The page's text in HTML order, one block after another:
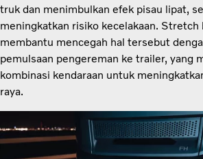
truk dan menimbulkan efek pisau lipat,
meningkatkan risiko kecelakaan. Stretch
membantu mencegah hal tersebut
pemulsaan pengereman ke trailer, yang
kombinasi kendaraan untuk
raya.